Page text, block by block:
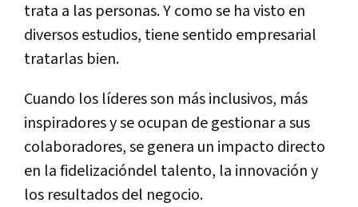
trata a las personas. Y como se ha visto en
diversos estudios, tiene sentido empresarial
tratarlas bien.
Cuando los líderes son más inclusivos, más
inspiradores y se ocupan de gestionar a sus
colaboradores, se genera un impacto directo
en la fidelizacióndel talento, la innovación y
los resultados del negocio.